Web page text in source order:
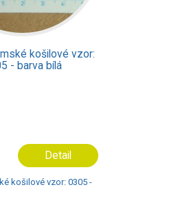
košilové vzor:
- barva bílá
Detail
košilové vzor: 0305 -